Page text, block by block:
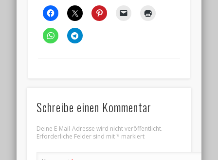
Schreibe einen Kommentar
Deine E-Mail-Adresse wird nicht veröffentlicht.
Erforderliche Felder sind mit* markiert